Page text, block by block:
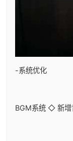
-系统优化
BGM系统 ◇ 新增